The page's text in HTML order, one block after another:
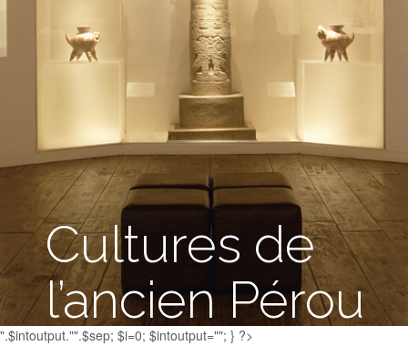
Cultures de
l’ancien Pérou
Salles 2, 3 et 4
".$intoutput."".$sep; $i=0; $intoutput=""; } ?>